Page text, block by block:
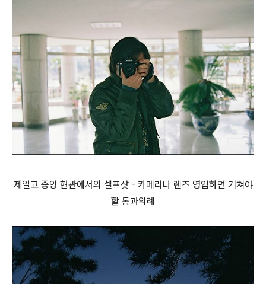
제일고 중앙 현관에서의 셀프샷 - 카메라나 렌즈 영입하면 거쳐야
할 통과의례